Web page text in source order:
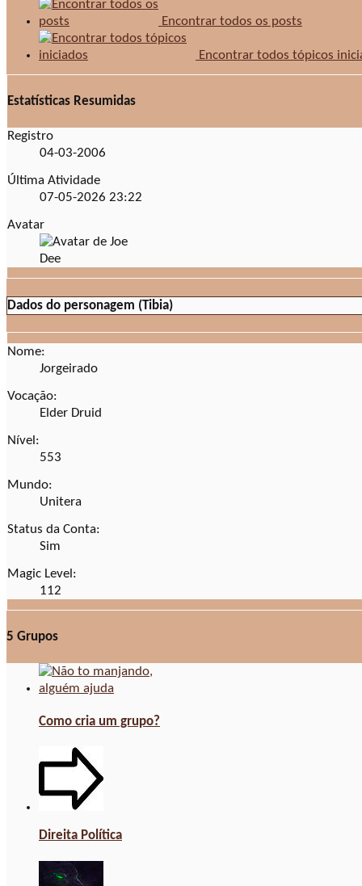
Encontrar todos os posts
Encontrar todos tópicos
Estatísticas Resumidas
Registro
04-03-2006
Última Atividade
07-05-2026 23:22
Avatar
Dados do personagem (Tibia)
Nome:
Jorgeirado
Vocação:
Elder Druid
Nível:
553
Mundo:
Unitera
Status da Conta:
Sim
Magic Level:
112
5 Grupos
Como cria um grupo?
Direita Política